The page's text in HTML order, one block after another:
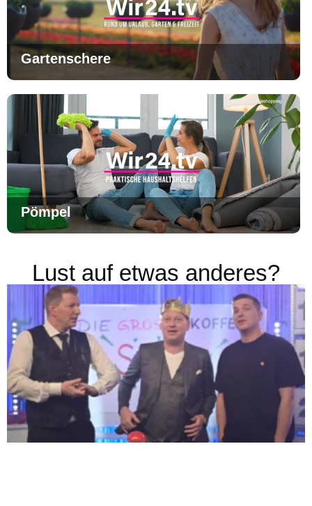
Gartenschere
Pömpel
Lust auf etwas anderes?